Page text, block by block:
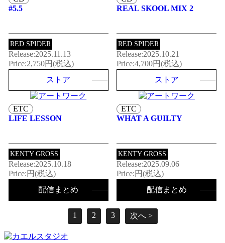
#5.5
RED SPIDER
Release:2025.11.13
Price:2,750円(税込)
ストア
REAL SKOOL MIX 2
RED SPIDER
Release:2025.10.21
Price:4,700円(税込)
ストア
ETC
LIFE LESSON
KENTY GROSS
Release:2025.10.18
Price:円(税込)
配信まとめ
ETC
WHAT A GUILTY
KENTY GROSS
Release:2025.09.06
Price:円(税込)
配信まとめ
1 2 3 次へ >